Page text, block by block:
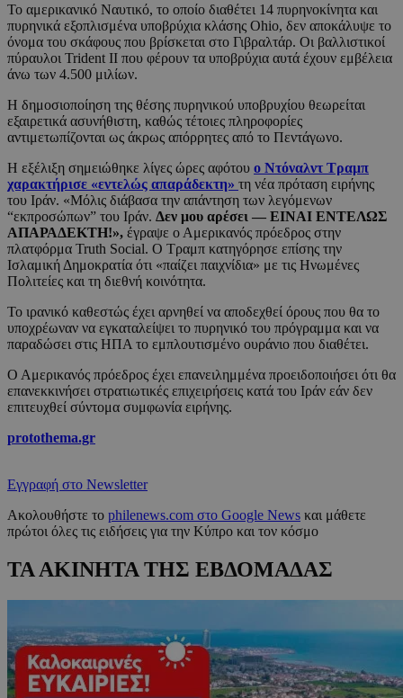
Το αμερικανικό Ναυτικό, το οποίο διαθέτει 14 πυρηνοκίνητα και
πυρηνικά εξοπλισμένα υποβρύχια κλάσης Ohio, δεν αποκάλυψε το
όνομα του σκάφους που βρίσκεται στο Γιβραλτάρ. Οι βαλλιστικοί
πύραυλοι Trident II που φέρουν τα υποβρύχια αυτά έχουν εμβέλεια
άνω των 4.500 μιλίων.
Η δημοσιοποίηση της θέσης πυρηνικού υποβρυχίου θεωρείται
εξαιρετικά ασυνήθιστη, καθώς τέτοιες πληροφορίες
αντιμετωπίζονται ως άκρως απόρρητες από το Πεντάγωνο.
Η εξέλιξη σημειώθηκε λίγες ώρες αφότου ο Ντόναλντ Τραμπ
χαρακτήρισε «εντελώς απαράδεκτη» τη νέα πρόταση ειρήνης
του Ιράν. «Μόλις διάβασα την απάντηση των λεγόμενων
“εκπροσώπων” του Ιράν. Δεν μου αρέσει — ΕΙΝΑΙ ΕΝΤΕΛΩΣ
ΑΠΑΡΑΔΕΚΤΗ!», έγραψε ο Αμερικανός πρόεδρος στην
πλατφόρμα Truth Social. Ο Τραμπ κατηγόρησε επίσης την
Ισλαμική Δημοκρατία ότι «παίζει παιχνίδια» με τις Ηνωμένες
Πολιτείες και τη διεθνή κοινότητα.
Το ιρανικό καθεστώς έχει αρνηθεί να αποδεχθεί όρους που θα το
υποχρέωναν να εγκαταλείψει το πυρηνικό του πρόγραμμα και να
παραδώσει στις ΗΠΑ το εμπλουτισμένο ουράνιο που διαθέτει.
Ο Αμερικανός πρόεδρος έχει επανειλημμένα προειδοποιήσει ότι θα
επανεκκινήσει στρατιωτικές επιχειρήσεις κατά του Ιράν εάν δεν
επιτευχθεί σύντομα συμφωνία ειρήνης.
protothema.gr
Εγγραφή στο Newsletter
Ακολουθήστε το philenews.com στο Google News και μάθετε
πρώτοι όλες τις ειδήσεις για την Κύπρο και τον κόσμο
ΤΑ ΑΚΙΝΗΤΑ ΤΗΣ ΕΒΔΟΜΑΔΑΣ